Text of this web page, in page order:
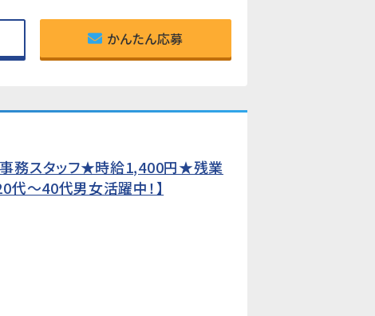
かんたん応募
事務スタッフ★時給1,400円★残業
〜40代男女活躍中！】